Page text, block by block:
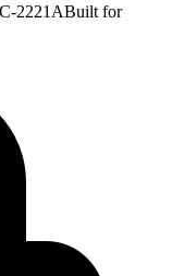
2221ABuilt for